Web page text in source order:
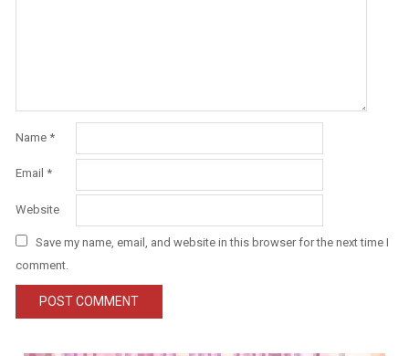
Name *
Email *
Website
Save my name, email, and website in this browser for the next time I
comment.